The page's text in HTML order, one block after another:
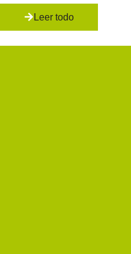
Leer todo